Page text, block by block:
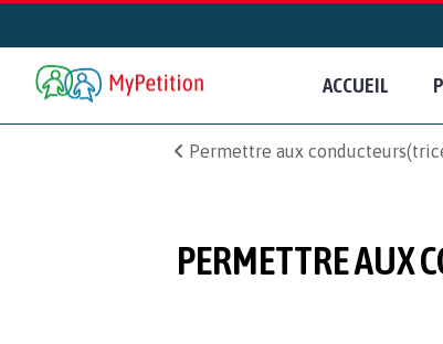
ACCUEIL
Permettre aux
PERMETTRE AUX